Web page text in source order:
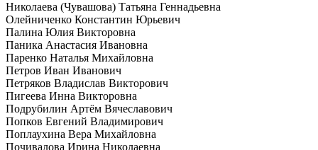
Николаева (Чувашова) Татьяна Геннадьевна
Олейниченко Константин Юрьевич
Палина Юлия Викторовна
Паника Анастасия Ивановна
Паренко Наталья Михайловна
Петров Иван Иванович
Петряков Владислав Викторович
Пигеева Инна Викторовна
Подрубилин Артём Вячеславович
Попков Евгений Владимирович
Поплаухина Вера Михайловна
Почивалова Ирина Николаевна